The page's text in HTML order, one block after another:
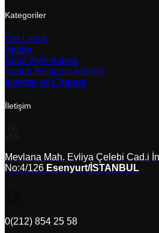
Kategoriler
Oto Lastik
Aküler
Solar Aydınlatma
Yedek Besleme Aküleri
İnverter ve Charger
İletişim
Mevlana Mah. Evliya Çelebi Cad.i
No:4/126 Esenyurt/İSTANBUL
0(212) 854 25 58